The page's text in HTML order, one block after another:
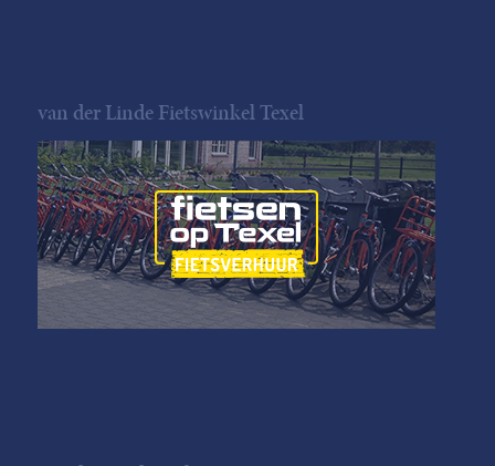
van der Linde Fietswinkel Texel